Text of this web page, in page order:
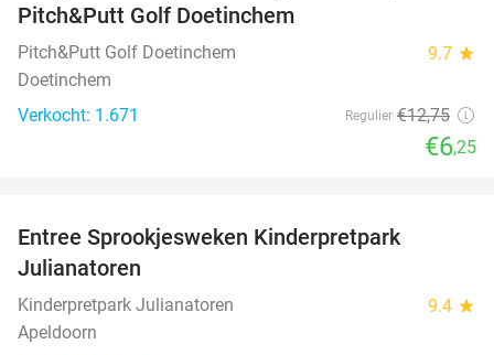
Pitch&Putt Golf Doetinchem
Pitch&Putt Golf Doetinchem 9.7 star
Doetinchem
Verkocht: 1.671
Regulier €12,75
€6,25
Entree Sprookjesweken Kinderpretpark
Julianatoren
Kinderpretpark Julianatoren 9.4 star
Apeldoorn